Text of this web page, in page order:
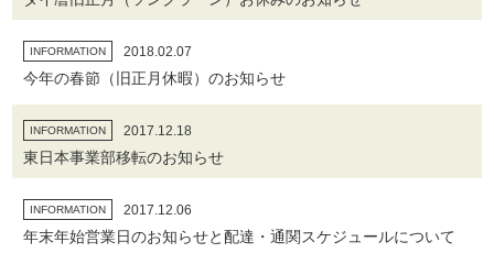
INFORMATION 2018.02.07
今年の春節（旧正月休暇）のお知らせ
INFORMATION 2017.12.18
東日本事業部移転のお知らせ
INFORMATION 2017.12.06
年末年始営業日のお知らせと配達・通関スケジュールについて